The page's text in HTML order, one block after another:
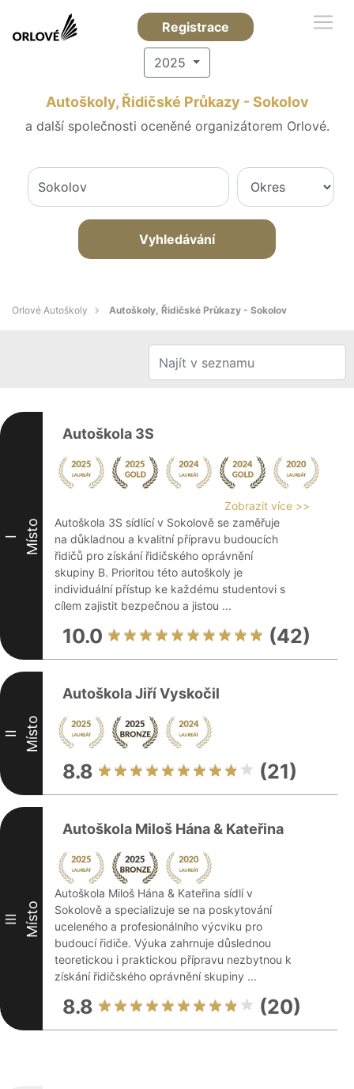
Registrace
2025
Autoškoly, Řidičské Průkazy - Sokolov
a další společnosti oceněné organizátorem Orlové.
Vyhledávání
Orlové Autoškoly Autoškoly, Řidičské Průkazy - Sokolov
I Místo
Autoškola 3S
Zobrazit více >>
Autoškola 3S sídlící v Sokolově se zaměřuje
na důkladnou a kvalitní přípravu budoucích
řidičů pro získání řidičského oprávnění
skupiny B. Prioritou této autoškoly je
individuální přístup ke každému studentovi s
cílem zajistit bezpečnou a jistou ...
10.0 (42)
II Místo
Autoškola Jiří Vyskočil
8.8 (21)
III Místo
Autoškola Miloš Hána & Kateřina
Autoškola Miloš Hána & Kateřina sídlí v
Sokolově a specializuje se na poskytování
uceleného a profesionálního výcviku pro
budoucí řidiče. Výuka zahrnuje důslednou
teoretickou i praktickou přípravu nezbytnou k
získání řidičského oprávnění skupiny ...
8.8 (20)